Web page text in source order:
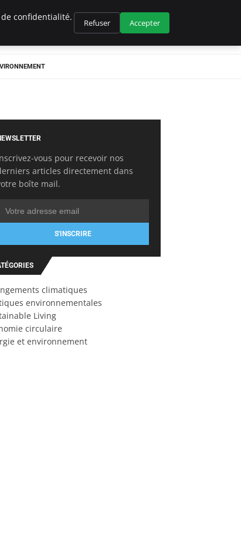
vous pour recevoir nos
articles directement dans
boîte mail.
S'INSCRIRE
climatiques
environnementales
Living
circulaire
et environnement
confidentialité.
Refuser Accepter